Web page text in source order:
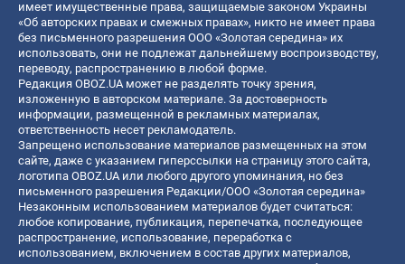
имеет имущественные права, защищаемые законом Украины
«Об авторских правах и смежных правах», никто не имеет права
без письменного разрешения ООО «Золотая середина» их
использовать, они не подлежат дальнейшему воспроизводству,
переводу, распространению в любой форме.
Редакция OBOZ.UA может не разделять точку зрения,
изложенную в авторском материале. За достоверность
информации, размещенной в рекламных материалах,
ответственность несет рекламодатель.
Запрещено использование материалов размещенных на этом
сайте, даже с указанием гиперссылки на страницу этого сайта,
логотипа OBOZ.UA или любого другого упоминания, но без
письменного разрешения Редакции/ООО «Золотая середина»
Незаконным использованием материалов будет считаться:
любое копирование, публикация, перепечатка, последующее
распространение, использование, переработка с
использованием, включением в состав других материалов,